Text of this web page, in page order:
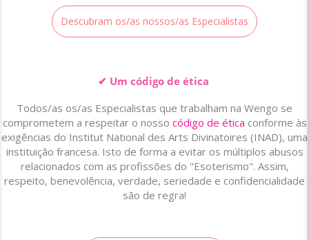
Descubram os/as nossos/as Especialistas
✔ Um código de ética
Todos/as os/as Especialistas que trabalham na Wengo se
comprometem a respeitar o nosso código de ética conforme às
exigências do Institut National des Arts Divinatoires (INAD), uma
instituição francesa. Isto de forma a evitar os múltiplos abusos
relacionados com as profissões do "Esoterismo". Assim,
respeito, benevolência, verdade, seriedade e confidencialidade
são de regra!